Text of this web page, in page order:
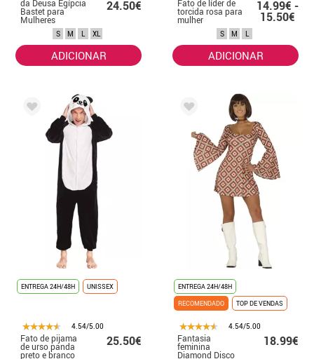
da Deusa Egípcia
Bastet para
Mulheres
24.50€
S M L XL
ADICIONAR
Fato de líder de
torcida rosa para
mulher
14.99€ -
15.50€
S M L
ADICIONAR
ENTREGA 24H/48H UNISSEX
4.54/5.00
Fato de pijama
de urso panda
preto e branco
25.50€
ENTREGA 24H/48H
RECOMENDADO
TOP DE VENDAS
4.54/5.00
Fantasia
feminina
Diamond Disco
18.99€